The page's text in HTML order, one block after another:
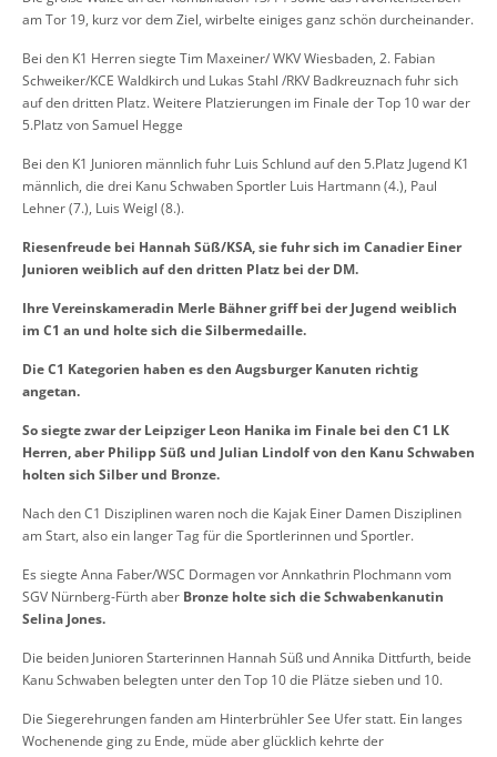
am Tor 19, kurz vor dem Ziel, wirbelte einiges ganz schön durcheinander.
Bei den K1 Herren siegte Tim Maxeiner/ WKV Wiesbaden, 2. Fabian
Schweiker/KCE Waldkirch und Lukas Stahl /RKV Badkreuznach fuhr sich
auf den dritten Platz. Weitere Platzierungen im Finale der Top 10 war der
5.Platz von Samuel Hegge
Bei den K1 Junioren männlich fuhr Luis Schlund auf den 5.Platz Jugend K1
männlich, die drei Kanu Schwaben Sportler Luis Hartmann (4.), Paul
Lehner (7.), Luis Weigl (8.).
Riesenfreude bei Hannah Süß/KSA, sie fuhr sich im Canadier Einer
Junioren weiblich auf den dritten Platz bei der DM.
Ihre Vereinskameradin Merle Bähner griff bei der Jugend weiblich
im C1 an und holte sich die Silbermedaille.
Die C1 Kategorien haben es den Augsburger Kanuten richtig
angetan.
So siegte zwar der Leipziger Leon Hanika im Finale bei den C1 LK
Herren, aber Philipp Süß und Julian Lindolf von den Kanu Schwaben
holten sich Silber und Bronze.
Nach den C1 Disziplinen waren noch die Kajak Einer Damen Disziplinen
am Start, also ein langer Tag für die Sportlerinnen und Sportler.
Es siegte Anna Faber/WSC Dormagen vor Annkathrin Plochmann vom
SGV Nürnberg-Fürth aber Bronze holte sich die Schwabenkanutin
Selina Jones.
Die beiden Junioren Starterinnen Hannah Süß und Annika Dittfurth, beide
Kanu Schwaben belegten unter den Top 10 die Plätze sieben und 10.
Die Siegerehrungen fanden am Hinterbrühler See Ufer statt. Ein langes
Wochenende ging zu Ende, müde aber glücklich kehrte der